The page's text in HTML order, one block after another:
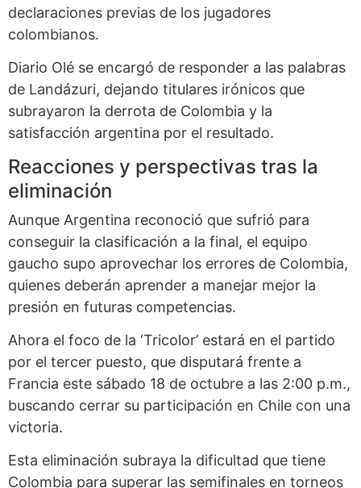
declaraciones previas de los jugadores
colombianos.
Diario Olé se encargó de responder a las palabras
de Landázuri, dejando titulares irónicos que
subrayaron la derrota de Colombia y la
satisfacción argentina por el resultado.
Reacciones y perspectivas tras la
eliminación
Aunque Argentina reconoció que sufrió para
conseguir la clasificación a la final, el equipo
gaucho supo aprovechar los errores de Colombia,
quienes deberán aprender a manejar mejor la
presión en futuras competencias.
Ahora el foco de la ‘Tricolor’ estará en el partido
por el tercer puesto, que disputará frente a
Francia este sábado 18 de octubre a las 2:00 p.m.,
buscando cerrar su participación en Chile con una
victoria.
Esta eliminación subraya la dificultad que tiene
Colombia para superar las semifinales en torneos